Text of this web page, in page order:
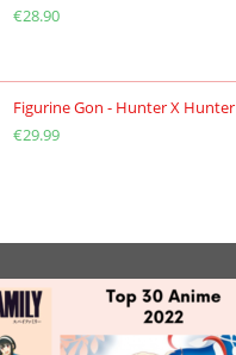
€28.90
Figurine Gon - Hunter X Hunter
€29.99